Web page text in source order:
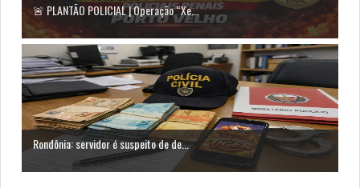
🚨 PLANTÃO POLICIAL | Operação “Xe...
Rondônia: servidor é suspeito de de...